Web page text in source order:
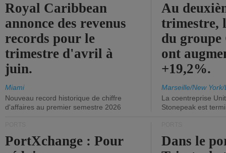
Royal Caribbean
annonce des revenus
records pour le
trimestre d'avril à
juin.
Miami
Nouveau record historique de chiffre
d'affaires au premier semestre 2026
Au
trimestre,
du
ont
+19,2%.
Marseille/New
La coentreprise
Stonepeak est
PortXchange : Pour
Dans le